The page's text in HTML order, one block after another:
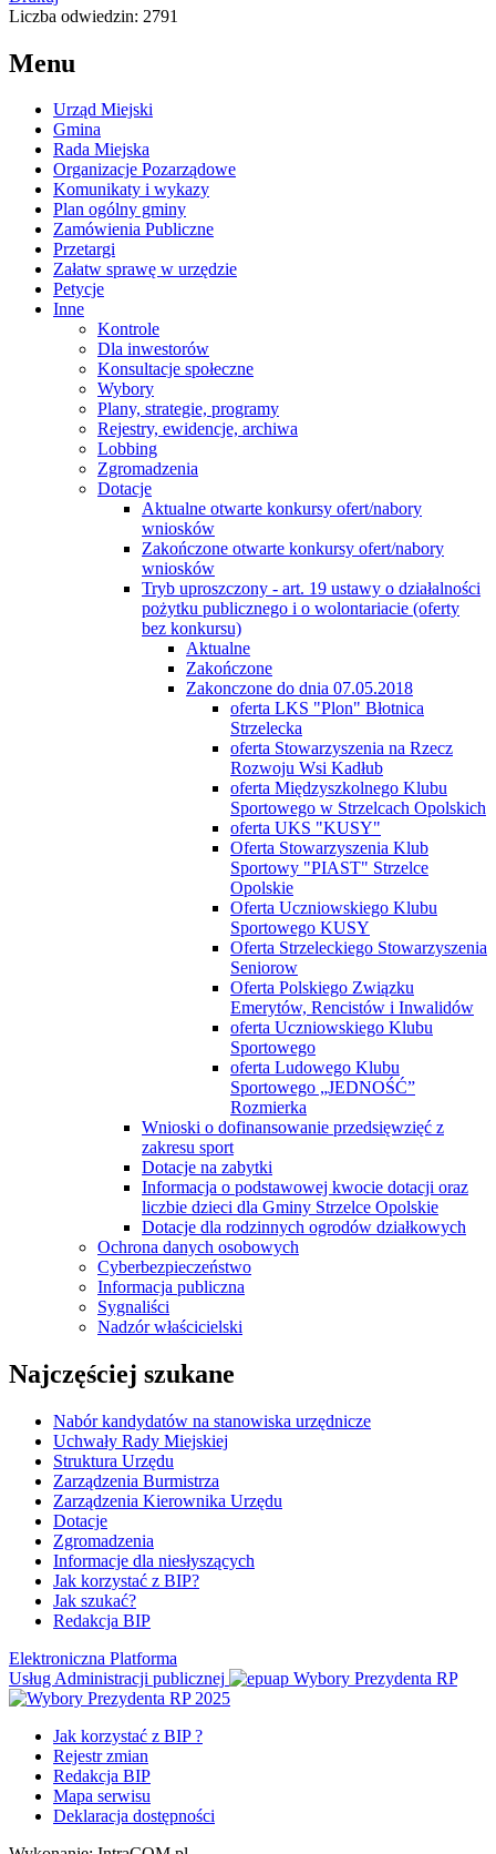
Liczba odwiedzin: 2791
Menu
Urząd Miejski
Gmina
Rada Miejska
Organizacje Pozarządowe
Komunikaty i wykazy
Plan ogólny gminy
Zamówienia Publiczne
Przetargi
Załatw sprawę w urzędzie
Petycje
Inne
Kontrole
Dla inwestorów
Konsultacje społeczne
Wybory
Plany, strategie, programy
Rejestry, ewidencje, archiwa
Lobbing
Zgromadzenia
Dotacje
Aktualne otwarte konkursy ofert/nabory
wniosków
Zakończone otwarte konkursy ofert/nabory
wniosków
Tryb uproszczony - art. 19 ustawy o działalności
pożytku publicznego i o wolontariacie (oferty
bez konkursu)
Aktualne
Zakończone
Zakonczone do dnia 07.05.2018
oferta LKS "Plon" Błotnica
Strzelecka
oferta Stowarzyszenia na Rzecz
Rozwoju Wsi Kadłub
oferta Międzyszkolnego Klubu
Sportowego w Strzelcach Opolskich
oferta UKS "KUSY"
Oferta Stowarzyszenia Klub
Sportowy "PIAST" Strzelce
Opolskie
Oferta Uczniowskiego Klubu
Sportowego KUSY
Oferta Strzeleckiego Stowarzyszenia
Seniorow
Oferta Polskiego Związku
Emerytów, Rencistów i Inwalidów
oferta Uczniowskiego Klubu
Sportowego
oferta Ludowego Klubu
Sportowego „JEDNOŚĆ”
Rozmierka
Wnioski o dofinansowanie przedsięwzięć z
zakresu sport
Dotacje na zabytki
Informacja o podstawowej kwocie dotacji oraz
liczbie dzieci dla Gminy Strzelce Opolskie
Dotacje dla rodzinnych ogrodów działkowych
Ochrona danych osobowych
Cyberbezpieczeństwo
Informacja publiczna
Sygnaliści
Nadzór właścicielski
Najczęściej szukane
Nabór kandydatów na stanowiska urzędnicze
Uchwały Rady Miejskiej
Struktura Urzędu
Zarządzenia Burmistrza
Zarządzenia Kierownika Urzędu
Dotacje
Zgromadzenia
Informacje dla niesłyszących
Jak korzystać z BIP?
Jak szukać?
Redakcja BIP
Elektroniczna Platforma
Usług Administracji publicznej
Wybory Prezydenta RP
Jak korzystać z BIP ?
Rejestr zmian
Redakcja BIP
Mapa serwisu
Deklaracja dostępności